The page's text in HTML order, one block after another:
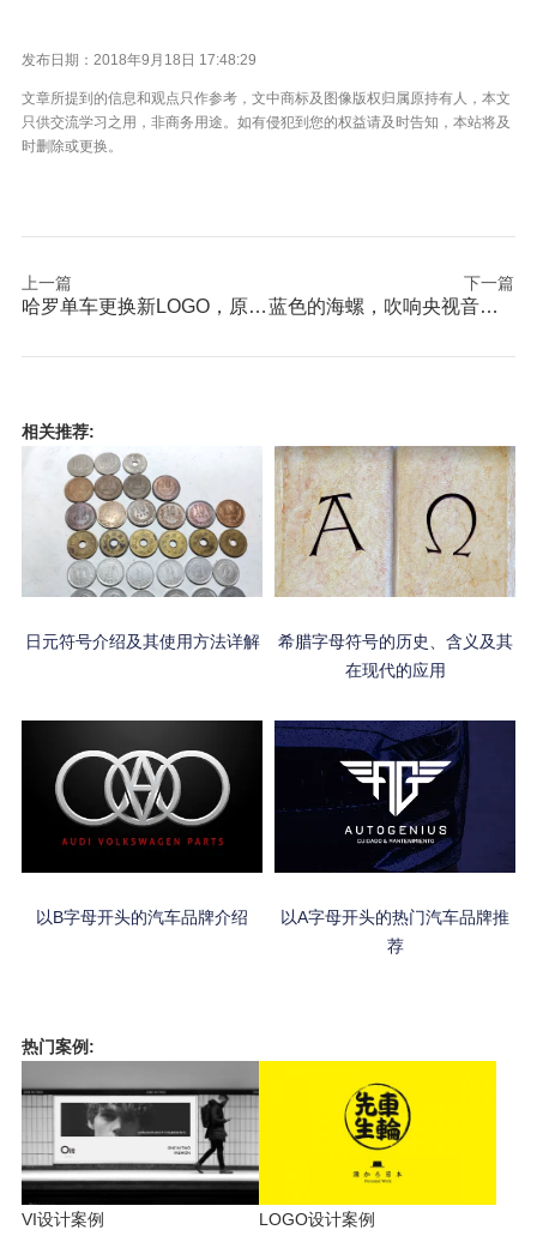
发布日期：2018年9月18日 17:48:29
文章所提到的信息和观点只作参考，文中商标及图像版权归属原持有人，本文
只供交流学习之用，非商务用途。如有侵犯到您的权益请及时告知，本站将及
时删除或更换。
上一篇
哈罗单车更换新LOGO，原来是为了这个！
下一篇
蓝色的海螺，吹响央视音乐新篇章
相关推荐:
日元符号介绍及其使用方法详解
希腊字母符号的历史、含义及其
在现代的应用
以B字母开头的汽车品牌介绍
以A字母开头的热门汽车品牌推
荐
热门案例:
VI设计案例 LOGO设计案例